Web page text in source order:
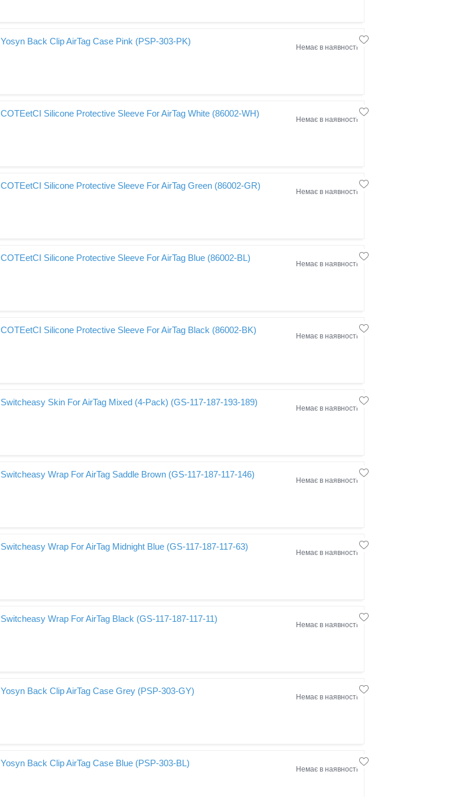
Yosyn Back Clip AirTag Case Pink (PSP-303-PK)
Немає в наявності
COTEetCI Silicone Protective Sleeve For AirTag White (86002-WH)
Немає в наявності
COTEetCI Silicone Protective Sleeve For AirTag Green (86002-GR)
Немає в наявності
COTEetCI Silicone Protective Sleeve For AirTag Blue (86002-BL)
Немає в наявності
COTEetCI Silicone Protective Sleeve For AirTag Black (86002-BK)
Немає в наявності
Switcheasy Skin For AirTag Mixed (4-Pack) (GS-117-187-193-189)
Немає в наявності
Switcheasy Wrap For AirTag Saddle Brown (GS-117-187-117-146)
Немає в наявності
Switcheasy Wrap For AirTag Midnight Blue (GS-117-187-117-63)
Немає в наявності
Switcheasy Wrap For AirTag Black (GS-117-187-117-11)
Немає в наявності
Yosyn Back Clip AirTag Case Grey (PSP-303-GY)
Немає в наявності
Yosyn Back Clip AirTag Case Blue (PSP-303-BL)
Немає в наявності